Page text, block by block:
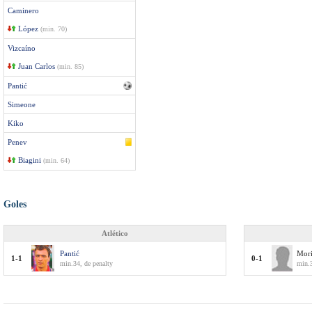
Caminero
López (min. 70)
Vizcaíno
Juan Carlos (min. 85)
Pantić
Simeone
Kiko
Penev
Biagini (min. 64)
Goles
Atlético
1-1
Pantić
min.34, de penalty
0-1